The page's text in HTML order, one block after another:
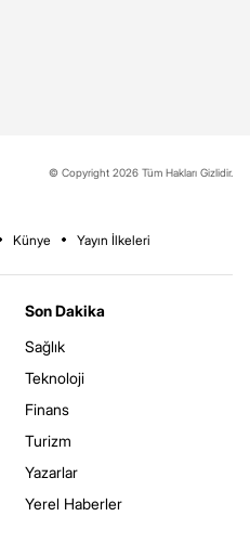
© Copyright 2026 Tüm Hakları Gizlidir.
Künye Yayın İlkeleri
Son Dakika
Sağlık
Teknoloji
Finans
Turizm
Yazarlar
Yerel Haberler